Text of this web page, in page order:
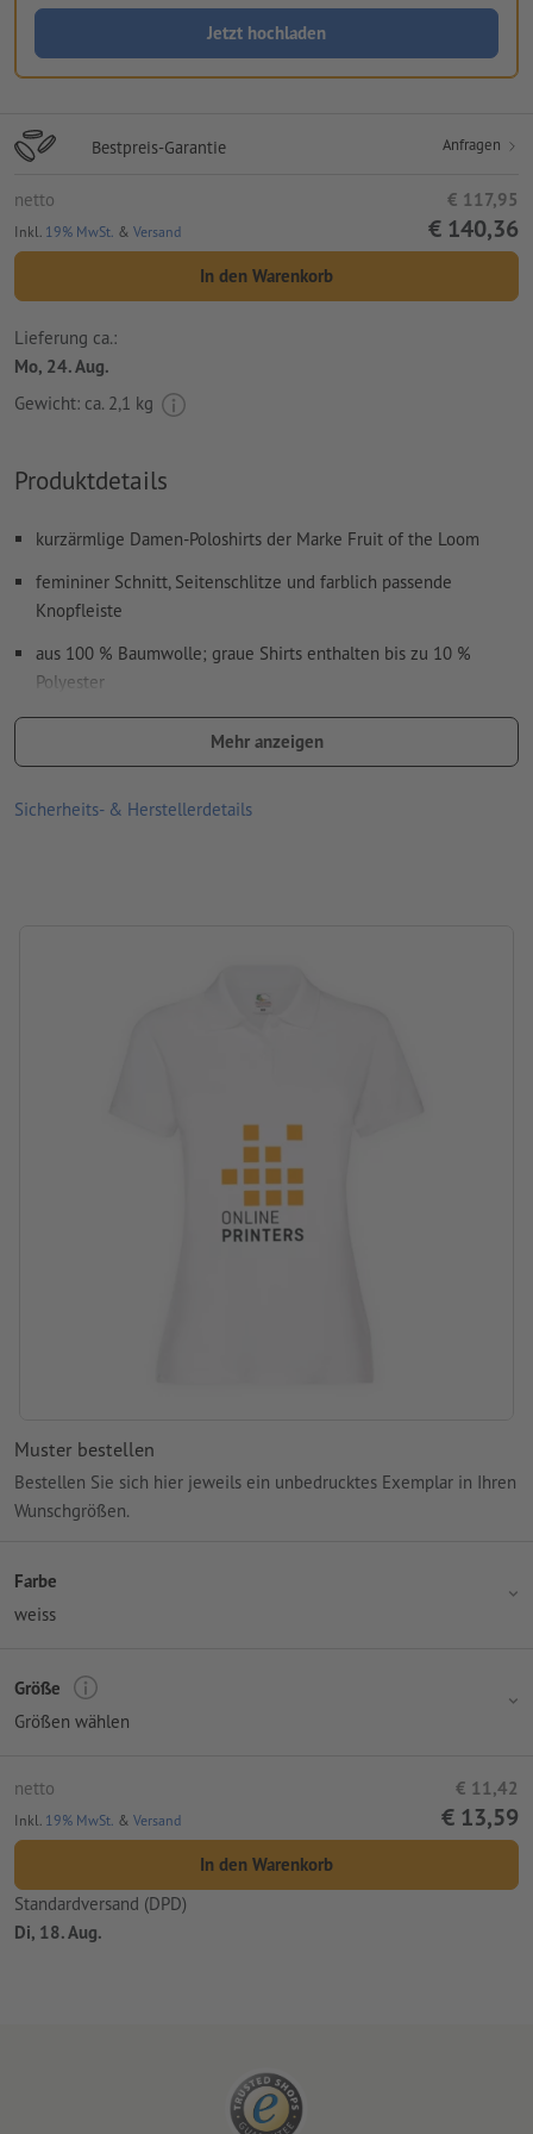
Jetzt hochladen
Bestpreis-Garantie Anfragen
netto € 117,95
Inkl. 19% MwSt. & Versand € 140,36
In den Warenkorb
Lieferung ca.:
Mo, 24. Aug.
Gewicht: ca. 2,1 kg
Produktdetails
kurzärmlige Damen-Poloshirts der Marke Fruit of the Loom
femininer Schnitt, Seitenschlitze und farblich passende
Knopfleiste
aus 100 % Baumwolle; graue Shirts enthalten bis zu 10 %
Polyester
bestens geeignet als Berufskleidung
in verschiedenen Größen und Farben erhältlich
nach Wahl Vorder- und/oder Rückseite mit unterschiedlichen
Produktmarke: Fruit of the Loom
Mehr anzeigen
Sicherheits- & Herstellerdetails
Muster bestellen
Bestellen Sie sich hier jeweils ein unbedrucktes Exemplar in Ihren
Wunschgrößen.
Farbe
weiss
Größe
Größen wählen
netto € 11,42
Inkl. 19% MwSt. & Versand € 13,59
In den Warenkorb
Standardversand (DPD)
Di, 18. Aug.